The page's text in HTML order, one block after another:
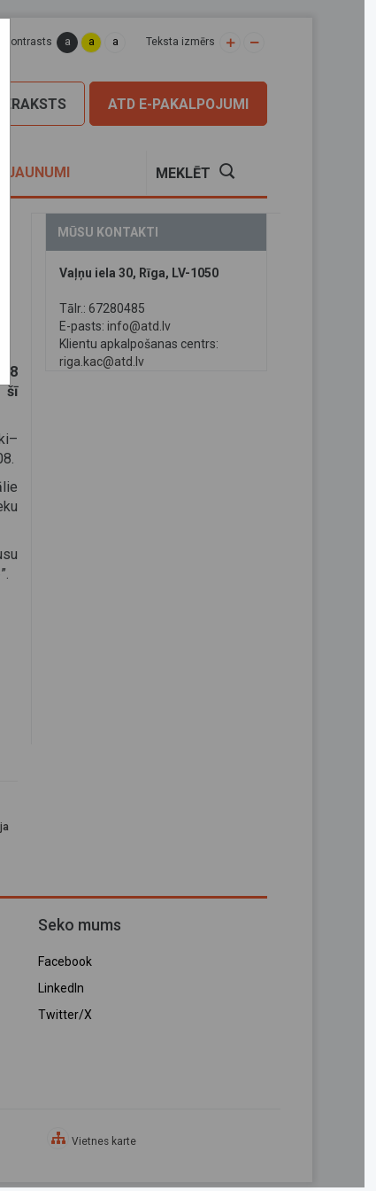
kontrasts a a a Teksta izmērs
ATD E-PAKALPOJUMI
PIERAKSTS
JAUNUMI MEKLĒT
šī
”.
MŪSU KONTAKTI
Vaļņu iela 30, Rīga, LV-1050
Tālr.: 67280485
E-pasts: info@atd.lv
Klientu apkalpošanas centrs:
riga.kac@atd.lv
Seko mums
Facebook
LinkedIn
Twitter/X
Vietnes karte